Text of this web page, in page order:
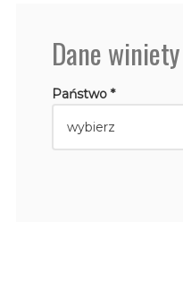
Dane winiety
Państwo *